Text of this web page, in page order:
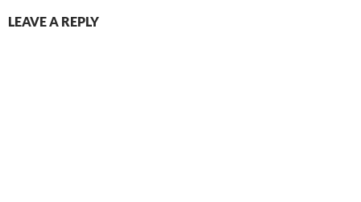
LEAVE A REPLY